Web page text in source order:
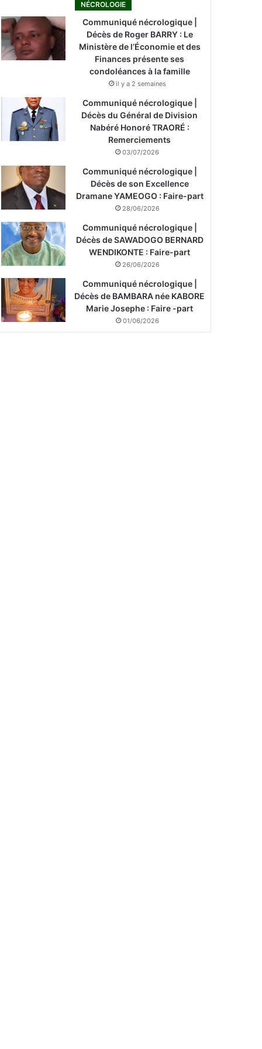
NÉCROLOGIE
Communiqué nécrologique |
Décès de Roger BARRY : Le
Ministère de l’Économie et des
Finances présente ses
condoléances à la famille
il y a 2 semaines
Communiqué nécrologique |
Décès du Général de Division
Nabéré Honoré TRAORÉ :
Remerciements
03/07/2026
Communiqué nécrologique |
Décès de son Excellence
Dramane YAMEOGO : Faire-part
28/06/2026
Communiqué nécrologique |
Décès de SAWADOGO BERNARD
WENDIKONTE : Faire-part
26/06/2026
Communiqué nécrologique |
Décès de BAMBARA née KABORE
Marie Josephe : Faire -part
01/06/2026